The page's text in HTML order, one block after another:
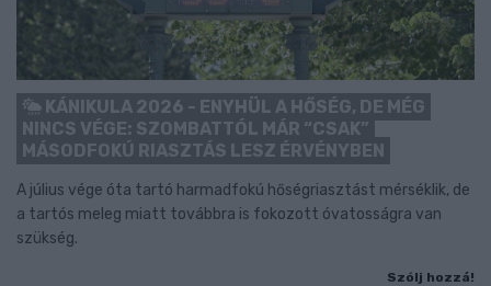
KÁNIKULA 2026 - ENYHÜL A HŐSÉG, DE MÉG
NINCS VÉGE: SZOMBATTÓL MÁR “CSAK”
MÁSODFOKÚ RIASZTÁS LESZ ÉRVÉNYBEN
A július vége óta tartó harmadfokú hőségriasztást mérséklik, de
a tartós meleg miatt továbbra is fokozott óvatosságra van
szükség.
Szólj hozzá!